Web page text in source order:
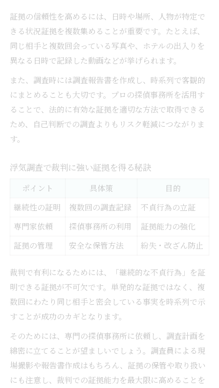
証拠の信頼性を高めるには、日時や場所、人物が特定で
きる状況証拠を複数集めることが重要です。たとえば、
同じ相手と複数回会っている写真や、ホテルの出入りを
異なる日時で記録した動画などが挙げられます。
また、調査時には調査報告書を作成し、時系列で客観的
にまとめることも大切です。プロの探偵事務所を活用す
ることで、法的に有効な証拠を適切な方法で取得できる
ため、自己判断での調査よりもリスク軽減につながりま
す。
浮気調査で裁判に強い証拠を得る秘訣
ポイント 具体策
目的
継続性の証明
複数回の調査記録
不貞行為の立証
専門家依頼
探偵事務所の利用
証拠能力の強化
証拠の管理
安全な保管方法 紛失・改ざん防止
裁判で有利になるためには、「継続的な不貞行為」を証
明できる証拠が不可欠です。単発的な証拠ではなく、複
数回にわたり同じ相手と密会している事実を時系列で示
すことが成功のカギとなります。
そのためには、専門の探偵事務所に依頼し、調査計画を
綿密に立てることが望ましいでしょう。調査員による現
場撮影や報告書作成はもちろん、証拠の保管や取り扱い
にも注意し、裁判での証拠能力を最大限に高めることを